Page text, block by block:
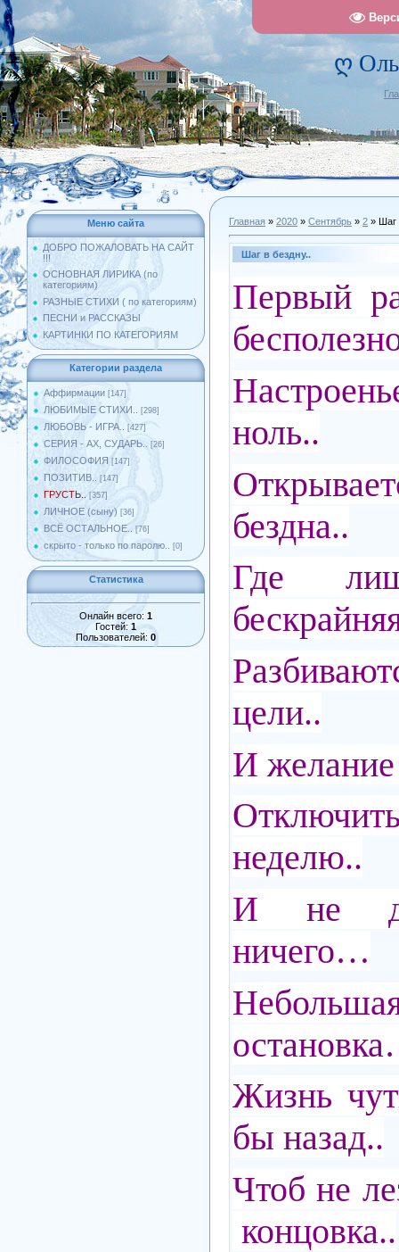
ღ
Меню сайта
ДОБРО ПОЖАЛОВАТЬ НА САЙТ
!!!
ОСНОВНАЯ ЛИРИКА (по
категориям)
РАЗНЫЕ СТИХИ ( по категориям)
ПЕСНИ и РАССКАЗЫ
КАРТИНКИ ПО КАТЕГОРИЯМ
Категории раздела
Аффирмации [147]
ЛЮБИМЫЕ СТИХИ.. [298]
ЛЮБОВЬ - ИГРА.. [427]
СЕРИЯ - АХ, СУДАРЬ.. [26]
ФИЛОСОФИЯ [147]
ПОЗИТИВ.. [147]
ГРУСТЬ.. [357]
ЛИЧНОЕ (сыну) [36]
ВСЁ ОСТАЛЬНОЕ.. [76]
скрыто - только по паролю.. [0]
Статистика
Онлайн всего: 1
Гостей: 1
Пользователей: 0
Главная » 2020 » Сентябрь » 2 » Шаг
Шаг в бездну..
Первый
ноль..
бездна..
Где
цели..
И желание
неделю..
И не
ничего…
Жизнь
бы назад..
Чтоб не
концовка..